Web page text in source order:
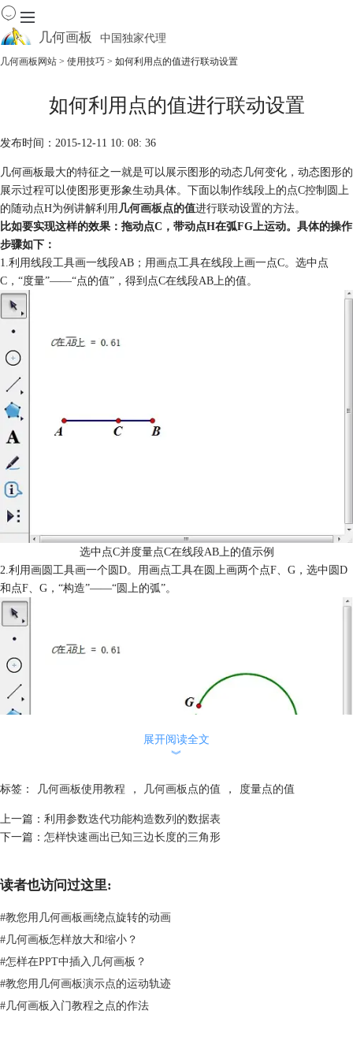
几何画板 中国独家代理
资源中心
软件商城
几何画板网站 > 使用技巧 > 如何利用点的值进行联动设置
如何利用点的值进行联动设置
发布时间：2015-12-11 10: 08: 36
几何画板最大的特征之一就是可以展示图形的动态几何变化，动态图形的
展示过程可以使图形更形象生动具体。下面以制作线段上的点C控制圆上
的随动点H为例讲解利用 几何画板点的值进行联动设置的方法。
比如要实现这样的效果：拖动点C，带动点H在弧FG上运动。具体的操作
步骤如下：
1.利用线段工具画一线段AB；用画点工具在线段上画一点C。选中点
C，“度量”——“点的值”，得到点C在线段AB上的值。
选中点C并度量点C在线段AB上的值示例
2.利用画圆工具画一个圆D。用画点工具在圆上画两个点F、G，选中圆D
和点F、G，“构造”——“圆上的弧”。
3.选中度量的点C的点的值和圆弧FG，“绘图”——“在弧上绘制点”，得到
点H。
展开阅读全文
︾
标签： 几何画板使用教程 ， 几何画板点的值 ， 度量点的值
上一篇： 利用参数迭代功能构造数列的数据表
下一篇： 怎样快速画出已知三边长度的三角形
读者也访问过这里:
#教您用几何画板画绕点旋转的动画
#几何画板怎样放大和缩小？
#怎样在PPT中插入几何画板？
#教您用几何画板演示点的运动轨迹
#几何画板入门教程之点的作法